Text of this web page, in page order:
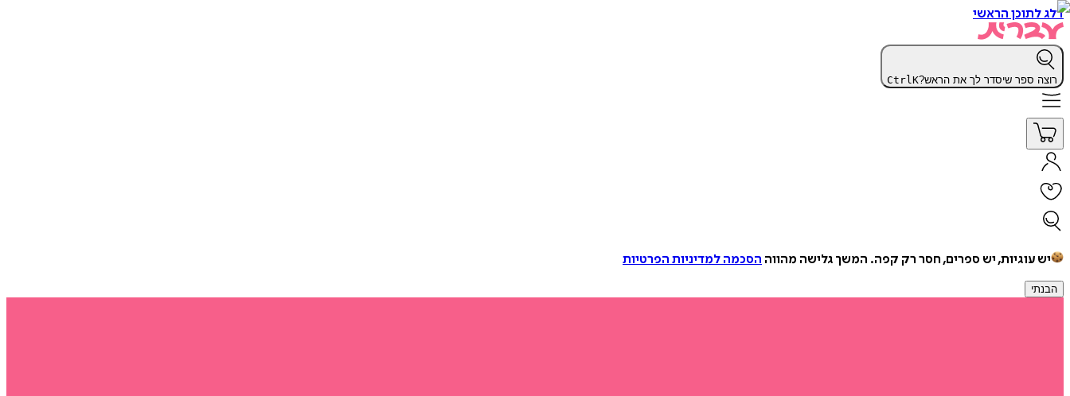
דלג לתוכן הראשי
רוצה ספר שיסדר לך את הראש? CtrlK
יש עוגיות, יש ספרים, חסר רק קפה. המשך גלישה מהווה הסכמה למדיניות הפרטיות
הבנתי